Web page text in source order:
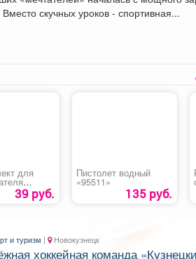
скучных уроков - спортивная...
для
39 руб.
Пистолет водный
«95511»
135 руб.
и туризм | Новокузнецк